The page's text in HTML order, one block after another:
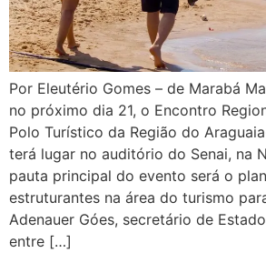
Por Eleutério Gomes – de Marabá
no próximo dia 21, o Encontro
Polo Turístico da Região do
terá lugar no auditório do Senai, na
pauta principal do evento será o
estruturantes na área do turismo
Adenauer Góes, secretário de
entre […]